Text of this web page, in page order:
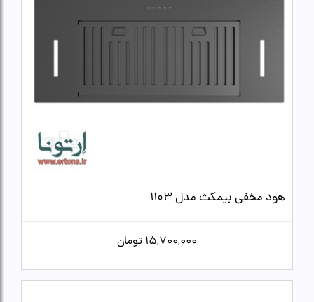
هود مخفی بیمکث مدل 1103
15,700,000 تومان